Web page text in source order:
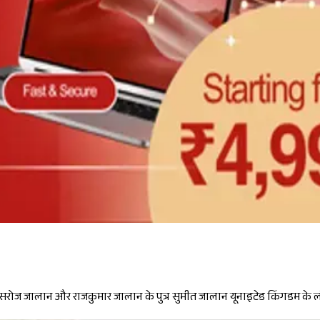
जालान और राजकुमार जालान के पुत्र सुमीत जालान यूनाइटेड किंगडम के